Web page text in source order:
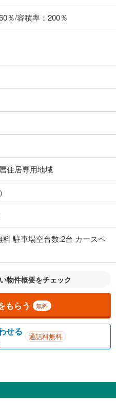
相談をする
％/容積率：200％
住居専用地域
料 駐車場空台数:2台 カースペ
物件概要をチェック
もらう 無料
せる 通話料無料